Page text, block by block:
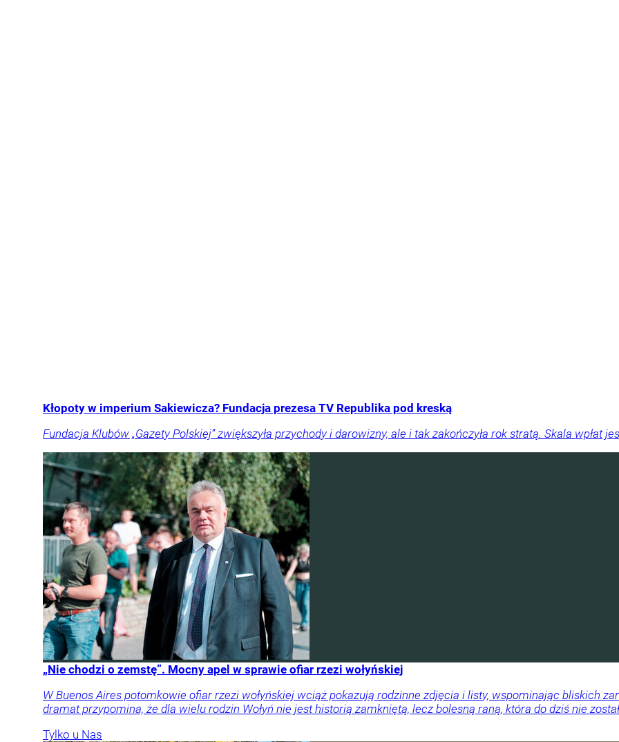
Kłopoty w imperium Sakiewicza? Fundacja prezesa TV Republika pod kreską
Fundacja Klubów „Gazety Polskiej” zwiększyła przychody i darowizny, ale i tak zakończyła rok stratą. Skala wpłat
„Nie chodzi o zemstę”. Mocny apel w sprawie ofiar rzezi wołyńskiej
W Buenos Aires potomkowie ofiar rzezi wołyńskiej wciąż pokazują rodzinne zdjęcia i listy, wspominając bliskich
dramat przypomina, że dla wielu rodzin Wołyń nie jest historią zamkniętą, lecz bolesną raną, która do dziś nie
Tylko u Nas